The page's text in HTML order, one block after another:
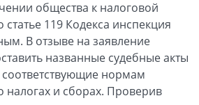
общества к налоговой
статье 119 Кодекса инспекция
В отзыве на заявление
названные судебные акты
нормам
налогах и сборах. Проверив